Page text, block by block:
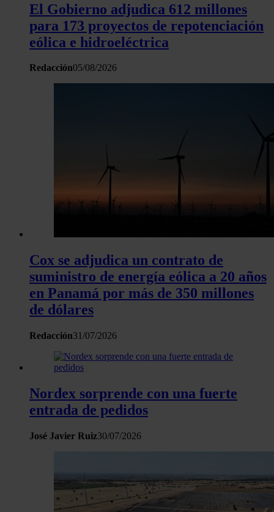
El Gobierno adjudica 612 millones
para 173 proyectos de repotenciación
eólica e hidroeléctrica
Redacción05/08/2026
Cox se adjudica un contrato de
suministro de energía eólica a 20 años
en Panamá por más de 350 millones
de dólares
Redacción31/07/2026
Nordex sorprende con una fuerte
entrada de pedidos
José Javier Ruiz30/07/2026